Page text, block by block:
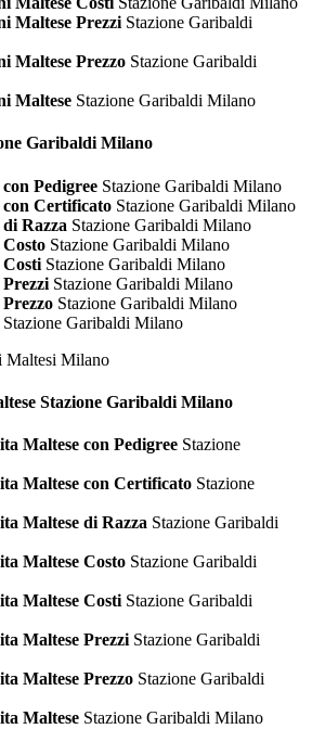
Maltese Prezzi Stazione Garibaldi
Maltese Prezzo Stazione Garibaldi
Maltese Stazione Garibaldi Milano
Garibaldi Milano
Pedigree Stazione Garibaldi Milano
Certificato Stazione Garibaldi Milano
Razza Stazione Garibaldi Milano
Stazione Garibaldi Milano
Stazione Garibaldi Milano
Stazione Garibaldi Milano
Stazione Garibaldi Milano
Stazione Garibaldi Milano
Stazione Garibaldi Milano
Maltese con Pedigree Stazione
Maltese con Certificato Stazione
Maltese di Razza Stazione Garibaldi
Maltese Costo Stazione Garibaldi
Maltese Costi Stazione Garibaldi
Maltese Prezzi Stazione Garibaldi
Maltese Prezzo Stazione Garibaldi
Maltese Stazione Garibaldi Milano